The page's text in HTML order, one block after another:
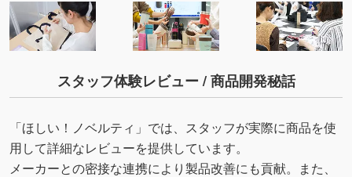
スタッフ体験レビュー / 商品開発秘話
「ほしい！ノベルティ」では、スタッフが実際に商品を使
用して詳細なレビューを提供しています。
メーカーとの密接な連携により製品改善にも貢献。また、